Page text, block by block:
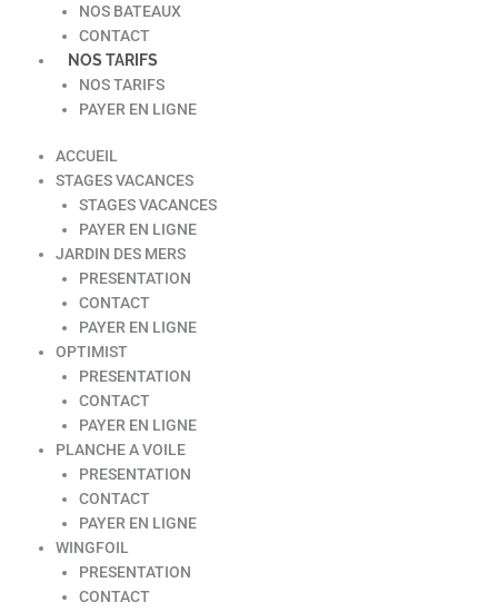
NOS BATEAUX
CONTACT
NOS TARIFS
NOS TARIFS
PAYER EN LIGNE
ACCUEIL
STAGES VACANCES
STAGES VACANCES
PAYER EN LIGNE
JARDIN DES MERS
PRESENTATION
CONTACT
PAYER EN LIGNE
OPTIMIST
PRESENTATION
CONTACT
PAYER EN LIGNE
PLANCHE A VOILE
PRESENTATION
CONTACT
PAYER EN LIGNE
WINGFOIL
PRESENTATION
CONTACT